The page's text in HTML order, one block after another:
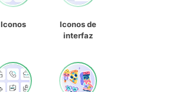
Iconos
Iconos de
interfaz